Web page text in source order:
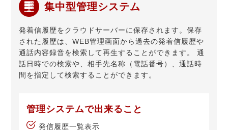
集中型管理システム
発着信履歴をクラウドサーバーに保存されます。保存
された履歴は、WEB管理画面から過去の発着信履歴や
通話内容録音を検索して再生することができます。 通
話日時での検索や、相手先名称（電話番号）、通話時
間を指定して検索することができます。
管理システムで出来ること
発信履歴一覧表示